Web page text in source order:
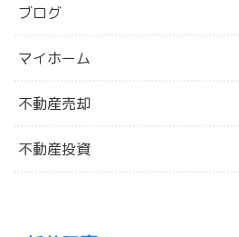
ブログ
マイホーム
不動産売却
不動産投資